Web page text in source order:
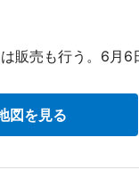
販売も行う。6月6
図を見る